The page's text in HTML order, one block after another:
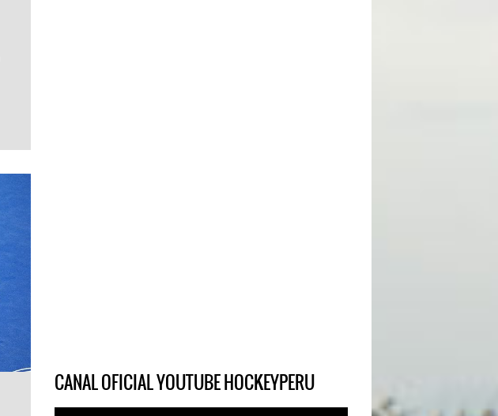
CANAL OFICIAL YOUTUBE HOCKEYPERU